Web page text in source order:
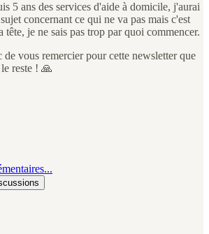
5 ans des services d'aide à domicile, j'aurai
concernant ce qui ne va pas mais c'est
je ne sais pas trop par quoi commencer.
de vous remercier pour cette newsletter que
reste ! 🙏